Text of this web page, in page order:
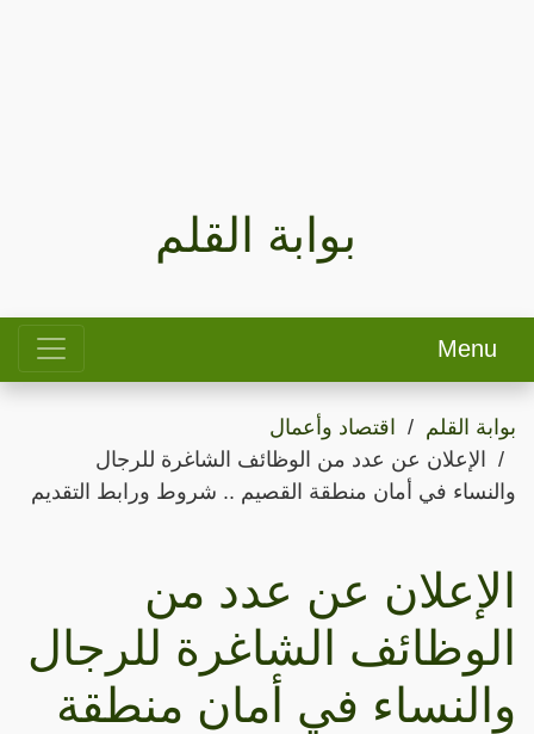
بوابة القلم
Menu
بوابة القلم
اقتصاد وأعمال
الإعلان عن عدد من الوظائف الشاغرة للرجال
والنساء في أمان منطقة القصيم .. شروط ورابط التقديم
الإعلان عن عدد من
الوظائف الشاغرة للرجال
والنساء في أمان منطقة